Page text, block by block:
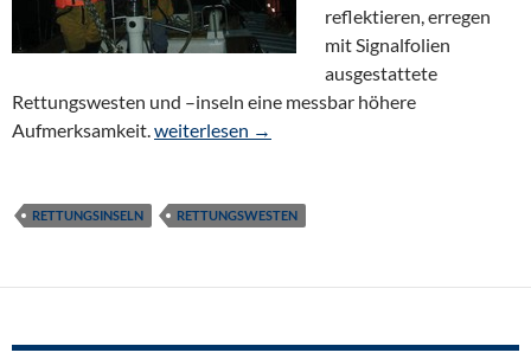
reflektieren, erregen
mit Signalfolien
ausgestattete
Rettungswesten und –inseln eine messbar höhere
Aufmerksamkeit.Reflexstreifen und Signalfolien
weiterlesen →
RETTUNGSINSELN RETTUNGSWESTEN